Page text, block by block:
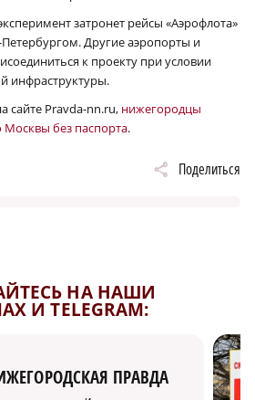
затронет рейсы «Аэрофлота»
Другие аэропорты и
к проекту при условии
инфраструктуры.
сайте Pravda-nn.ru, нижегородцы
Москвы без паспорта.
Поделиться
НА НАШИ
И TELEGRAM:
ПРАВДА